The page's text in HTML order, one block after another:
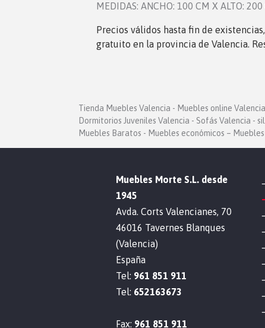
MEDIDAS: ANCHO: 100 CM X ALTO:
Precios válidos hasta fin de
gratuito en la provincia de Valencia.
Tienda Muebles Valencia - Muebles online
Dormitorios Juveniles Valencia - Sofás Valencia -
Muebles Baratos - Muebles económicos –
Muebles Morte S.L. desde
1945
Avda. Corts Valencianes, 70
46016 Tavernes Blanques
(Valencia)
España
Tel: 961 851 911
Tel: 652163673
Fax: 961 851 911